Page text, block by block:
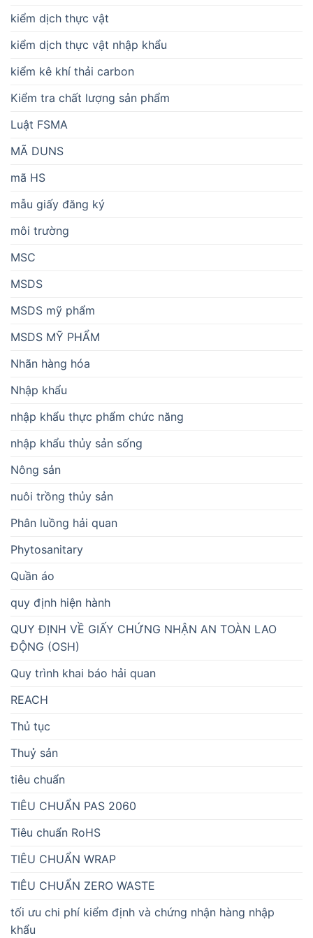
kiểm dịch thực vật
kiểm dịch thực vật nhập khẩu
kiểm kê khí thải carbon
Kiểm tra chất lượng sản phẩm
Luật FSMA
MÃ DUNS
mã HS
mẫu giấy đăng ký
môi trường
MSC
MSDS
MSDS mỹ phẩm
MSDS MỸ PHẨM
Nhãn hàng hóa
Nhập khẩu
nhập khẩu thực phẩm chức năng
nhập khẩu thủy sản sống
Nông sản
nuôi trồng thủy sản
Phân luồng hải quan
Phytosanitary
Quần áo
quy định hiện hành
QUY ĐỊNH VỀ GIẤY CHỨNG NHẬN AN TOÀN LAO
ĐỘNG (OSH)
Quy trình khai báo hải quan
REACH
Thủ tục
Thuỷ sản
tiêu chuẩn
TIÊU CHUẨN PAS 2060
Tiêu chuẩn RoHS
TIÊU CHUẨN WRAP
TIÊU CHUẨN ZERO WASTE
tối ưu chi phí kiểm định và chứng nhận hàng nhập
khẩu